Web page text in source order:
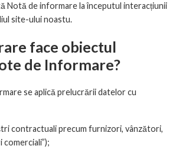
Notă de informare la începutul interacțiunii
site-ului noastu.
face obiectul
de Informare?
se aplică prelucrării datelor cu
contractuali precum furnizori, vânzători,
comerciali”);